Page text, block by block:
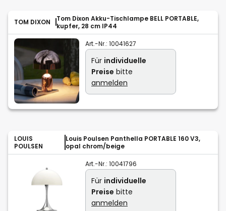
TOM DIXON
Tom Dixon Akku-Tischlampe BELL PORTABLE,
kupfer, 28 cm IP44
Art.-Nr.: 10041627
Für individuelle
Preise bitte
anmelden
LOUIS
POULSEN
Louis Poulsen Panthella PORTABLE 160 V3,
opal chrom/beige
Art.-Nr.: 10041796
Für individuelle
Preise bitte
anmelden